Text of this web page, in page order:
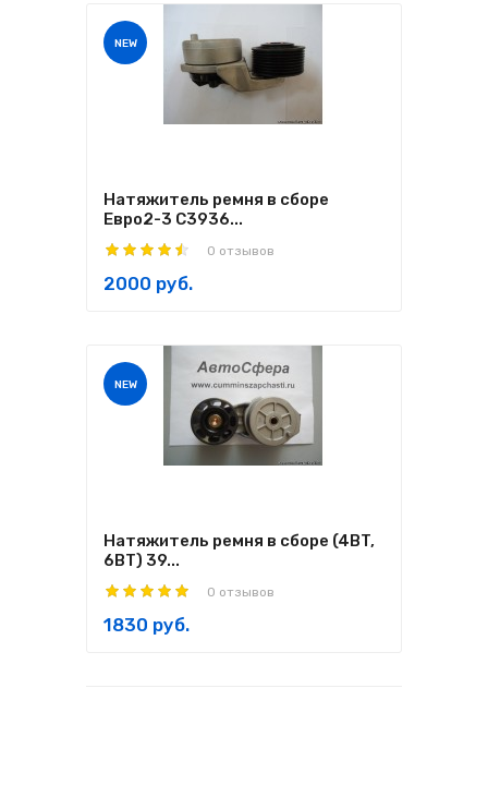
NEW
Натяжитель ремня в сборе
Евро2-3 C3936...
0 отзывов
2000 руб.
NEW
Натяжитель ремня в сборе (4BT,
6BT) 39...
0 отзывов
1830 руб.